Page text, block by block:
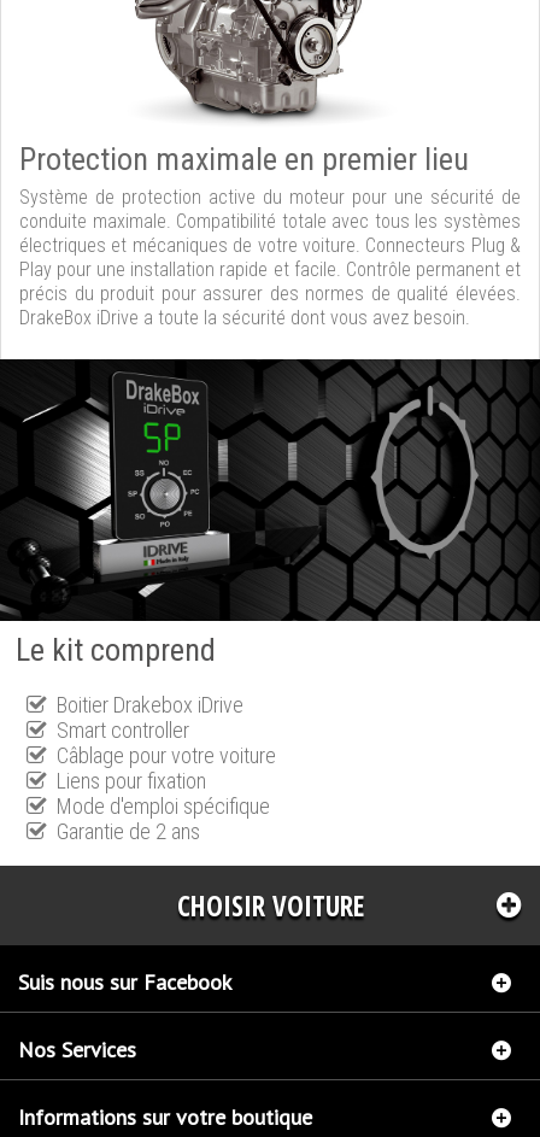
Protection maximale en premier lieu
Système de protection active du moteur pour une sécurité de
conduite maximale. Compatibilité totale avec tous les systèmes
électriques et mécaniques de votre voiture. Connecteurs Plug &
Play pour une installation rapide et facile. Contrôle permanent et
précis du produit pour assurer des normes de qualité élevées.
DrakeBox iDrive a toute la sécurité dont vous avez besoin.
Le kit comprend
Boitier Drakebox iDrive
Smart controller
Câblage pour votre voiture
Liens pour fixation
Mode d'emploi spécifique
Garantie de 2 ans
CHOISIR VOITURE
Suis nous sur Facebook
Nos Services
Informations sur votre boutique